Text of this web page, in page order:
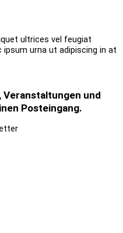
ultrices vel feugiat
urna ut adipiscing in at
und
Posteingang.